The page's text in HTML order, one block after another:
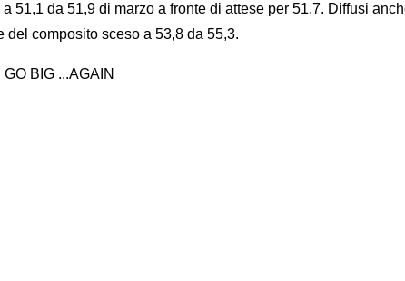
51,1 da 51,9 di marzo a fronte di attese per 51,7. Diffusi
del composito sceso a 53,8 da 55,3.